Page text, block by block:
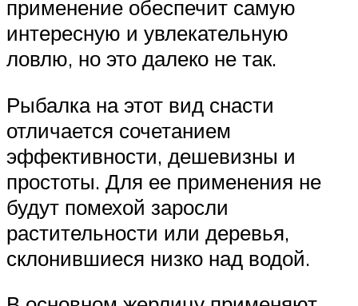
применение обеспечит самую
интересную и увлекательную
ловлю, но это далеко не так.
Рыбалка на этот вид снасти
отличается сочетанием
эффективности, дешевизны и
простоты. Для ее применения не
будут помехой заросли
растительности или деревья,
склонившиеся низко над водой.